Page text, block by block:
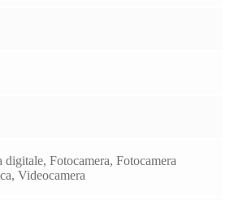
digitale, Fotocamera, Fotocamera
Videocamera